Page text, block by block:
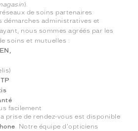
).
de soins partenaires
démarches administratives et
nous sommes agréés par les
soins et mutuelles :
facilement
prise de rendez-vous est disponible
. Notre équipe d'opticiens